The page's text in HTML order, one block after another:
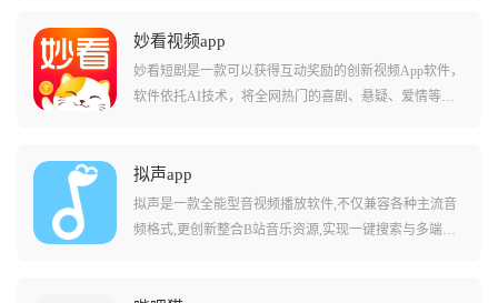
线追番。app界面清晰简单,漫画分类详细,支持随意切换
画质、投屏到电视观看,并提供搜索、分类到播放的一站
式服务,高清甚至超清画质搭配流畅播放体验,让用户随时
妙看视频app
妙看短剧是一款可以获得互动奖励的创新视频App软件，
软件依托AI技术，将全网热门的喜剧、悬疑、爱情等题
以在动动手指的同时赚点奶茶钱。
拟声app
拟声是一款全能型音视频播放软件,不仅兼容各种主流音
频格式,更创新整合B站音乐资源,实现一键搜索与多端同